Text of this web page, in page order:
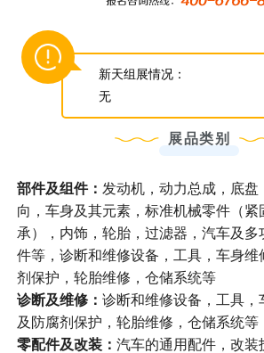
新天组展情况：
无
展品类别
部件及组件： 发动机，动力总成，底盘
向，车身及其元素，标准机械零件（紧
承），内饰，轮胎，过滤器，汽车及多
件等，诊断和维修设备，工具，车身维
剂保护，轮胎维修，仓储系统等
诊断及维修： 诊断和维修设备，工具，
及防腐剂保护，轮胎维修，仓储系统等
零配件及改装： 汽车的通用配件，改装